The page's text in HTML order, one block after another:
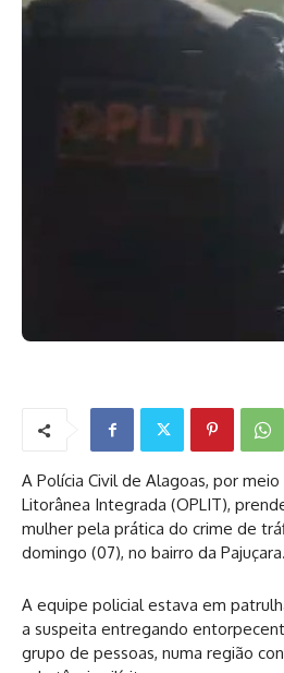
A Polícia Civil de Alagoas, por
Litorânea Integrada (OPLIT),
mulher pela prática do crime de
domingo (07), no bairro da Pajuçara.
A equipe policial estava em
a suspeita entregando
grupo de pessoas, numa região